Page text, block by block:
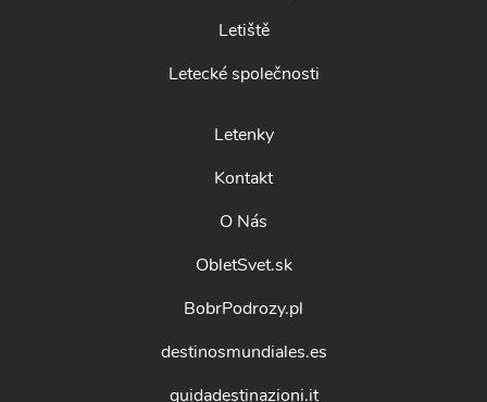
Letiště
Letecké společnosti
Letenky
Kontakt
O Nás
ObletSvet.sk
BobrPodrozy.pl
destinosmundiales.es
guidadestinazioni.it